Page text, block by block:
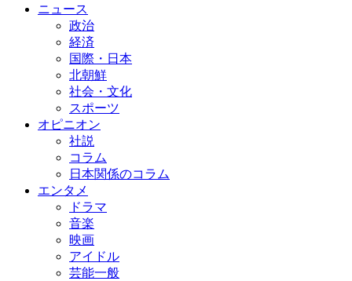
ニュース
政治
経済
国際・日本
北朝鮮
社会・文化
スポーツ
オピニオン
社説
コラム
日本関係のコラム
エンタメ
ドラマ
音楽
映画
アイドル
芸能一般